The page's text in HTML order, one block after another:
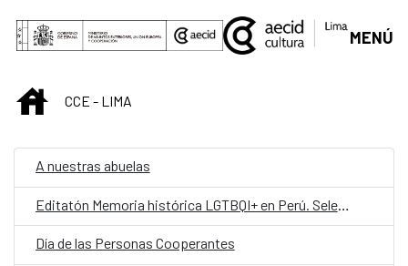
Saltar al contenido principal
MENÚ
INICIOCCE - LIMA
A nuestras abuelas
Editatón Memoria histórica LGTBQI+ en Perú. Seleccióln
Día de las Personas Cooperantes